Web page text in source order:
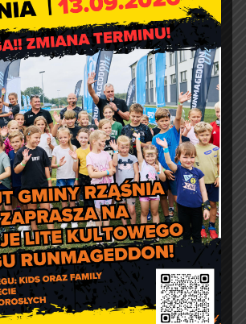
AE:PL-57726-56911-GBSAJ-23
(biuro podawcze)
Urzędu:
15:30